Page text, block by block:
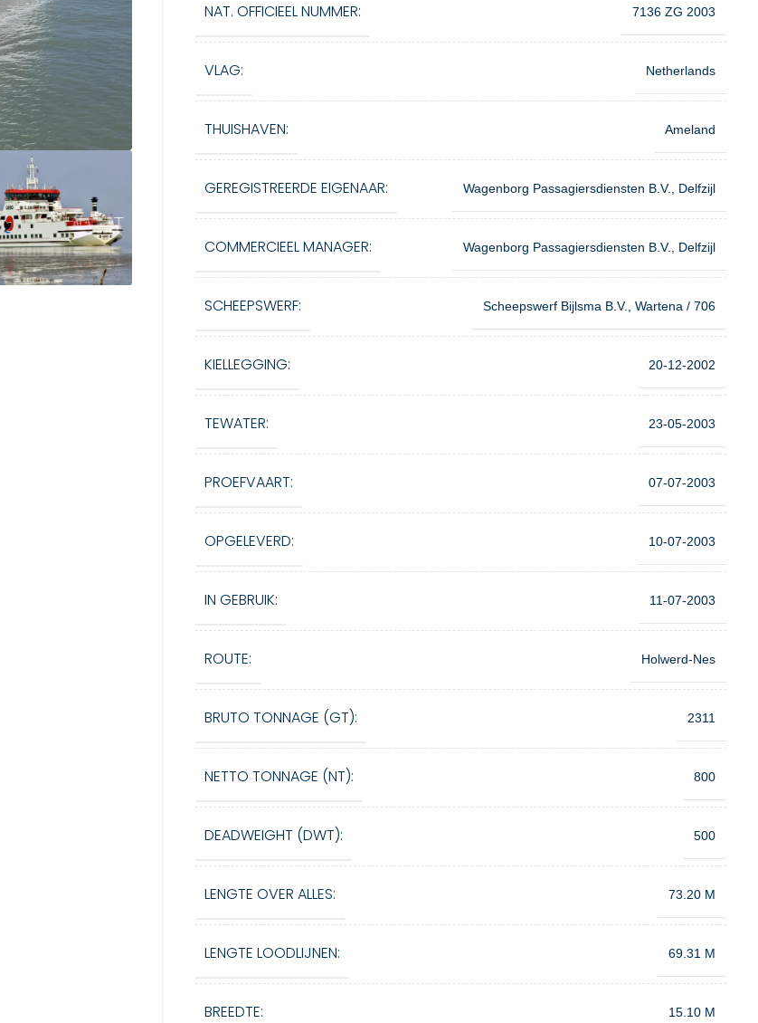
NAT. OFFICIEEL NUMMER: 7136 ZG 2003
VLAG: Netherlands
THUISHAVEN: Ameland
GEREGISTREERDE EIGENAAR: Wagenborg Passagiersdiensten B.V., Delfzijl
COMMERCIEEL MANAGER: Wagenborg Passagiersdiensten B.V., Delfzijl
SCHEEPSWERF: Scheepswerf Bijlsma B.V., Wartena / 706
KIELLEGGING: 20-12-2002
TEWATER: 23-05-2003
PROEFVAART: 07-07-2003
OPGELEVERD: 10-07-2003
IN GEBRUIK: 11-07-2003
ROUTE: Holwerd-Nes
BRUTO TONNAGE (GT): 2311
NETTO TONNAGE (NT): 800
DEADWEIGHT (DWT): 500
LENGTE OVER ALLES: 73.20 M
LENGTE LOODLIJNEN: 69.31 M
BREEDTE: 15.10 M